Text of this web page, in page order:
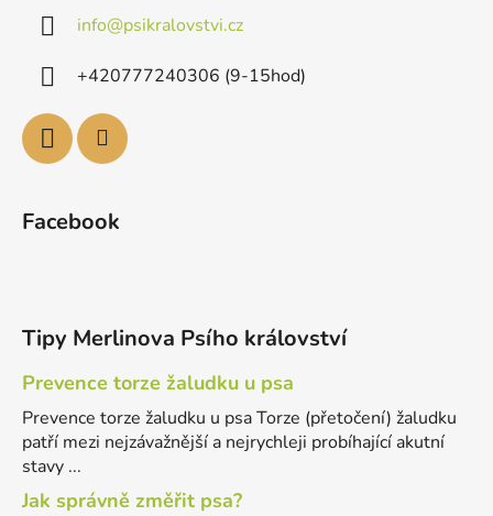
info@psikralovstvi.cz
+420777240306 (9-15hod)
Facebook
Tipy Merlinova Psího království
Prevence torze žaludku u psa
Prevence torze žaludku u psa Torze (přetočení) žaludku
patří mezi nejzávažnější a nejrychleji probíhající akutní
stavy ...
Jak správně změřit psa?